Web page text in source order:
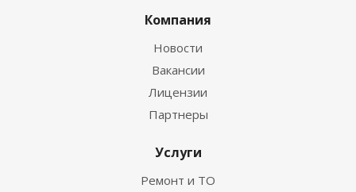
Компания
Новости
Вакансии
Лицензии
Партнеры
Услуги
Ремонт и ТО